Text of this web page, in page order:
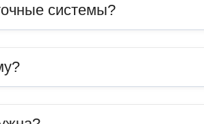
системы?